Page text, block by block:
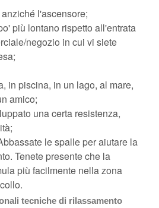
l'ascensore;
più lontano rispetto all'entrata
negozio in cui vi siete
in piscina, in un lago, al mare,
amico;
una certa resistenza,
le spalle per aiutare la
Tenete presente che la
più facilmente nella zona
tecniche di rilassamento